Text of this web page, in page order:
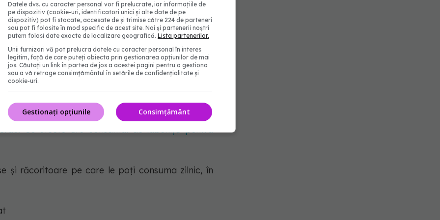
asigură-te că faci din asta o plăcere
mai sănătoasă, alege fructe proaspete de
ananas sau cereale integrale crocante.
gust și textură, dar vor îmbunătăți și
al desertului tău. Unele pot adăuga chiar și o
plante.
Ce efecte are consumul de lubeniță pentru
și răcoritoare pe care le poți consuma zilnic, în
Datele dvs. cu caracter personal vor fi prelucrate, iar informațiile de
pe dispozitiv (cookie-uri, identificatori unici și alte date de pe
dispozitiv) pot fi stocate, accesate de și trimise către 224 de parteneri
sau pot fi folosite în mod specific de acest site. Noi și partenerii noștri
putem folosi date exacte de localizare geografică. Lista partenerilor.
Unii furnizori vă pot prelucra datele cu caracter personal în interes
legitim, față de care puteți obiecta prin gestionarea opțiunilor de mai
jos. Căutați un link în partea de jos a acestei pagini pentru a gestiona
sau a vă retrage consimțământul în setările de confidențialitate și
cookie-uri.
Consimțământ
Gestionați opțiunile